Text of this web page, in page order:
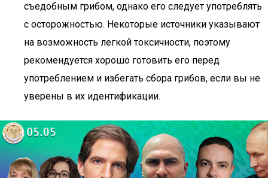
съедобным грибом, однако его следует употреблять
с осторожностью. Некоторые источники указывают
на возможность легкой токсичности, поэтому
рекомендуется хорошо готовить его перед
употреблением и избегать сбора грибов, если вы не
уверены в их идентификации.